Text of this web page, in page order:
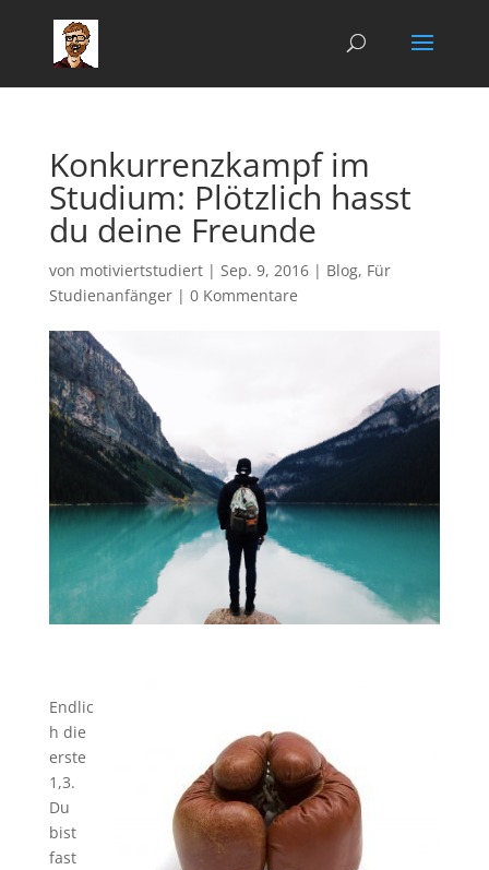
Konkurrenzkampf im
Studium: Plötzlich hasst
du deine Freunde
von motiviertstudiert| Sep. 9, 2016| Blog, Für
Studienanfänger| 0 Kommentare
Endlic
h die
erste
1,3.
Du
bist
fast